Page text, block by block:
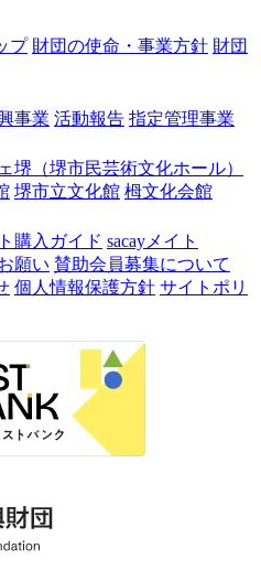
プ 財団の使命・事業方針 財団
事業 活動報告 指定管理事業
堺（堺市民芸術文化ホール）
堺市立文化館 栂文化会館
購入ガイド sacayメイト
願い 賛助会員募集について
個人情報保護方針 サイトポリ